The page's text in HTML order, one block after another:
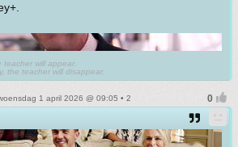
will appear.
the teacher will disappear.
1 april 2026 @ 09:05 • 2